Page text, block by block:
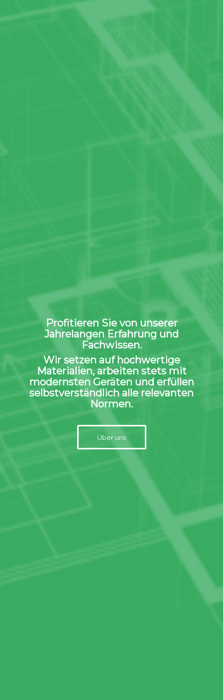
Profitieren Sie von unserer
Jahrelangen Erfahrung und
Fachwissen.
Wir setzen auf hochwertige
Materialien, arbeiten stets mit
modernsten Geräten und erfüllen
selbstverständlich alle relevanten
Normen.
Über uns